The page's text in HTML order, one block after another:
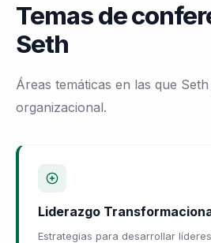
Temas de
Seth
Áreas temáticas en las que
organizacional.
Liderazgo
Estrategias para desarrollar